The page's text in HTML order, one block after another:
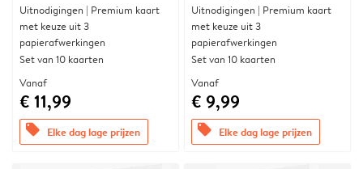
Uitnodigingen | Premium kaart
met keuze uit 3
papierafwerkingen
Set van 10 kaarten
Vanaf
€ 11,99
offers Elke dag lage prijzen
Uitnodigingen | Premium kaart
met keuze uit 3
papierafwerkingen
Set van 10 kaarten
Vanaf
€ 9,99
offers Elke dag lage prijzen